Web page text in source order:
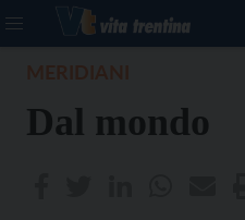
Dal mondo